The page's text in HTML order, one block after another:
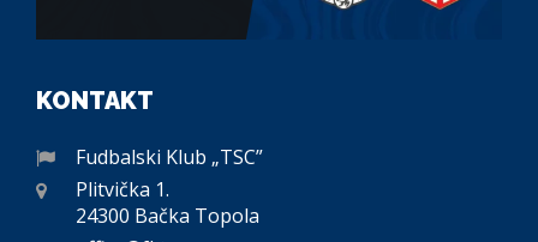
KONTAKT
Fudbalski Klub „TSC”
Plitvička 1.
24300 Bačka Topola